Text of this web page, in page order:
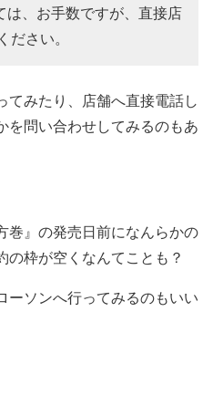
、お手数ですが、直接店
さい。
てみたり、店舗へ直接電話し
を問い合わせしてみるのもあ
巻』の発売日前になんらかの
枠が空くなんてことも？
ーソンへ行ってみるのもいい